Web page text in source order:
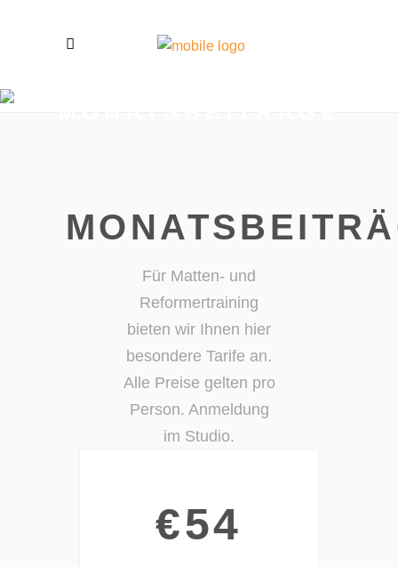
Für Matten- und
Reformertraining
bieten wir Ihnen hier
besondere Tarife an.
Alle Preise gelten pro
Person. Anmeldung
im Studio.
€54